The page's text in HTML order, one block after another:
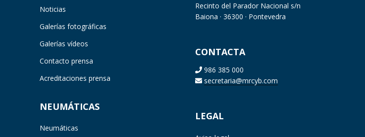
Noticias
Galerías fotográficas
Galerías vídeos
Contacto prensa
Acreditaciones prensa
NEUMÁTICAS
Neumáticas
Recinto del Parador Nacional s/n
Baiona · 36300 · Pontevedra
CONTACTA
986 385 000
secretaria@mrcyb.com
LEGAL